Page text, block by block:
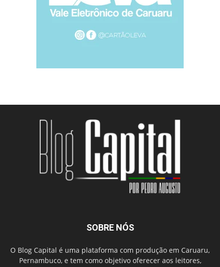
SOBRE NÓS
O Blog Capital é uma plataforma com produção em Caruaru,
Pernambuco, e tem como objetivo oferecer aos leitores,